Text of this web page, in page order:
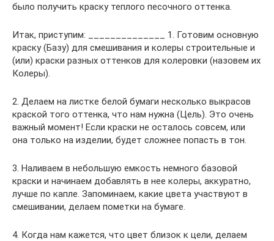
было получить краску теплого песочного оттенка.
Итак, приступим: ______________ 1. Готовим основную
краску (Базу) для смешивания и колеры строительные и
(или) краски разных оттенков для колеровки (назовем их
Колеры).
2. Делаем на листке белой бумаги несколько выкрасов
краской того оттенка, что нам нужна (Цель). Это очень
важный момент! Если краски не осталось совсем, или
она только на изделии, будет сложнее попасть в тон.
3. Наливаем в небольшую емкость немного базовой
краски и начинаем добавлять в нее колеры, аккуратно,
лучше по капле. Запоминаем, какие цвета участвуют в
смешивании, делаем пометки на бумаге.
4. Когда нам кажется, что цвет близок к цели, делаем